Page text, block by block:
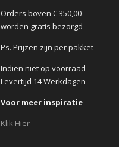
Orders boven € 350,00
worden gratis bezorgd
Ps. Prijzen zijn per pakket
Indien niet op voorraad
Levertijd 14 Werkdagen
Voor meer inspiratie
Klik Hier